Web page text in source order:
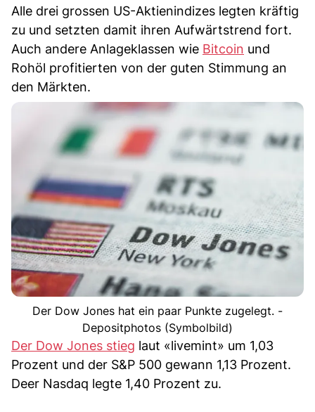
Alle drei grossen US-Aktienindizes legten kräftig
zu und setzten damit ihren Aufwärtstrend fort.
Auch andere Anlageklassen wie Bitcoin und
Rohöl profitierten von der guten Stimmung an
den Märkten.
Der Dow Jones hat ein paar Punkte zugelegt. -
Depositphotos (Symbolbild)
Der Dow Jones stieg laut «livemint» um 1,03
Prozent und der S&P 500 gewann 1,13 Prozent.
Deer Nasdaq legte 1,40 Prozent zu.